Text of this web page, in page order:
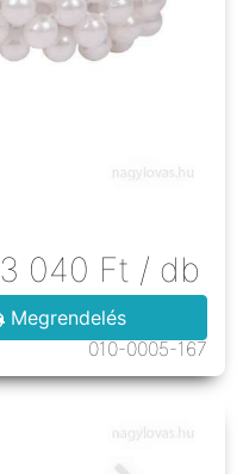
3 040 Ft / db
Megrendelés
010-0005-167